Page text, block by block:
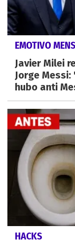
EMOTIVO
Javier Milei
Jorge
hubo anti
HACKS